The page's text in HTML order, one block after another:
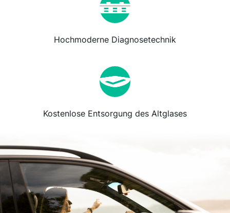
Hochmoderne Diagnosetechnik
Kostenlose Entsorgung des Altglases